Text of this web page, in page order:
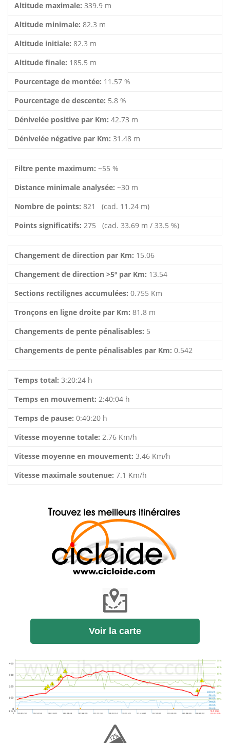
Altitude maximale: 339.9 m
Altitude minimale: 82.3 m
Altitude initiale: 82.3 m
Altitude finale: 185.5 m
Pourcentage de montée: 11.57 %
Pourcentage de descente: 5.8 %
Dénivelée positive par Km: 42.73 m
Dénivelée négative par Km: 31.48 m
Filtre pente maximum: ~55 %
Distance minimale analysée: ~30 m
Nombre de points: 821 (cad. 11.24 m)
Points significatifs: 275 (cad. 33.69 m / 33.5 %)
Changement de direction par Km: 15.06
Changement de direction >5º par Km: 13.54
Sections rectilignes accumulées: 0.755 Km
Tronçons en ligne droite par Km: 81.8 m
Changements de pente pénalisables: 5
Changements de pente pénalisables par Km: 0.542
Temps total: 3:20:24 h
Temps en mouvement: 2:40:04 h
Temps de pause: 0:40:20 h
Vitesse moyenne totale: 2.76 Km/h
Vitesse moyenne en mouvement: 3.46 Km/h
Vitesse maximale soutenue: 7.1 Km/h
Voir la carte